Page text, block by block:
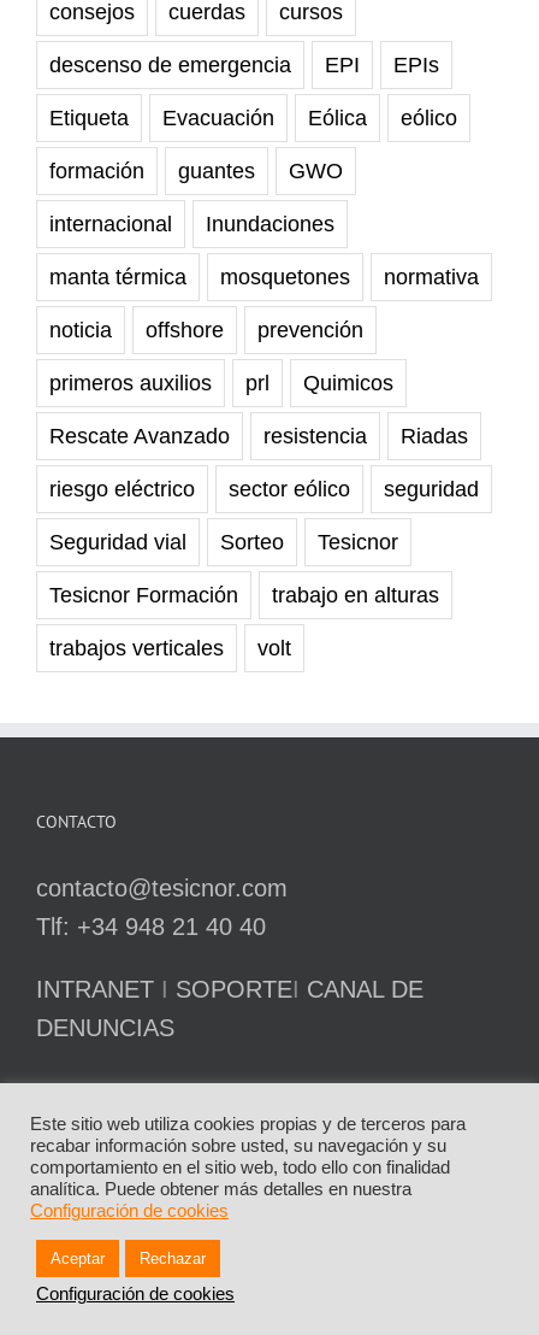
consejos cuerdas cursos
descenso de emergencia EPI EPIs
Etiqueta Evacuación Eólica eólico
formación guantes GWO
internacional Inundaciones
manta térmica mosquetones normativa
noticia offshore prevención
primeros auxilios prl Quimicos
Rescate Avanzado resistencia Riadas
riesgo eléctrico sector eólico seguridad
Seguridad vial Sorteo Tesicnor
Tesicnor Formación trabajo en alturas
trabajos verticales volt
CONTACTO
contacto@tesicnor.com
Tlf: +34 948 21 40 40
INTRANET I SOPORTEI CANAL DE
DENUNCIAS
Este sitio web utiliza cookies propias y de terceros para
recabar información sobre usted, su navegación y su
comportamiento en el sitio web, todo ello con finalidad
analítica. Puede obtener más detalles en nuestra
Configuración de cookies
Aceptar Rechazar
Configuración de cookies